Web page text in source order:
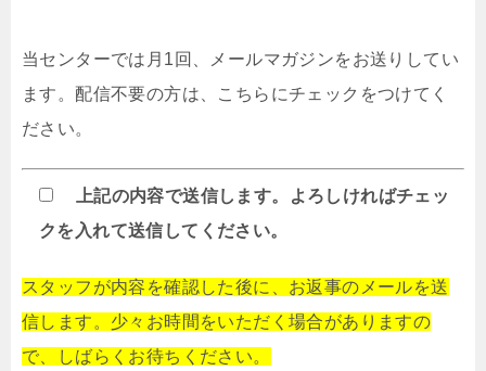
当センターでは月1回、メールマガジンをお送りしてい
ます。配信不要の方は、こちらにチェックをつけてく
ださい。
上記の内容で送信します。よろしければチェッ
クを入れて送信してください。
スタッフが内容を確認した後に、お返事のメールを送
信します。少々お時間をいただく場合がありますの
で、しばらくお待ちください。